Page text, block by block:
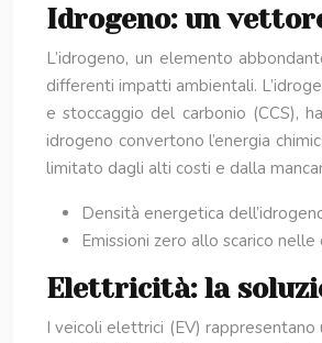
Idrogeno: un
L’idrogeno, un elemento
differenti impatti ambientali.
e stoccaggio del carbonio (CCS),
idrogeno convertono l’energia
limitato dagli alti costi e dalla
Densità energetica
Emissioni zero allo scarico
Elettricità: la
I veicoli elettrici (EV)